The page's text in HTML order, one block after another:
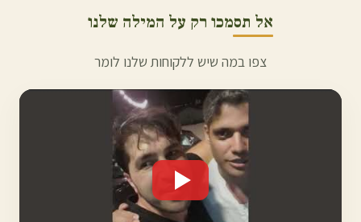
אל תסמכו רק על המילה שלנו
צפו במה שיש ללקוחות שלנו לומר